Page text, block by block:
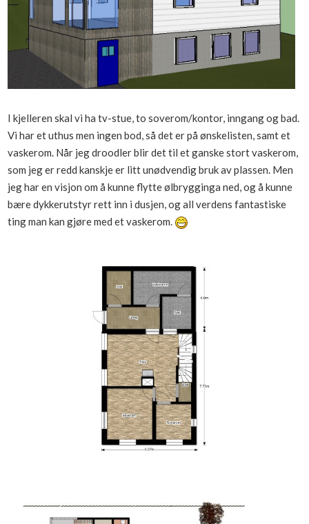
I kjelleren skal vi ha tv-stue, to soverom/kontor, inngang og bad.
Vi har et uthus men ingen bod, så det er på ønskelisten, samt et
vaskerom. Når jeg droodler blir det til et ganske stort vaskerom,
som jeg er redd kanskje er litt unødvendig bruk av plassen. Men
jeg har en visjon om å kunne flytte ølbrygginga ned, og å kunne
bære dykkerutstyr rett inn i dusjen, og all verdens fantastiske
ting man kan gjøre med et vaskerom.